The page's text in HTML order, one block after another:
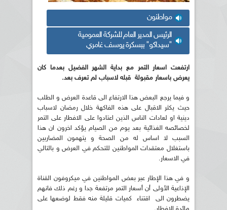
مواطنون
الرئيس المدير العام للشركة العمومية
"سيداكو" ببسكرة يوسف غامري
ارتفعت اسعار التمر مع بداية الشهر الفضيل بعدما كان
يعرض باسعار مقبولة قبله لاسباب لم تعرف بعد.
و فيما يرجع البعض هذا الارتفاع الى قاعدة العرض و الطلب
حيث يكثر الاقبال على هذه الفاكهة خلال رمضان لاسباب
دينية او لعادات الناس الذين اعتادوا على الافطار على التمر
لخصائصه الغذائية بعد يوم من الصيام يؤكد اخرون ان هذا
السبب لا اساس له من الصحة و يتهمون المضاربين
باستغلال معتقدات المواطنين للتحكم في العرض و بالتالي
في الاسعار.
و في هذا الإطار عبر بعض المواطنين في ميكروفون القناة
الإذاعية الأولى أن أسعار التمر مرتفعة جدا و رغم ذلك فانهم
يضطرون الى اقتناء كميات قليلة منه فقط لوضعها على